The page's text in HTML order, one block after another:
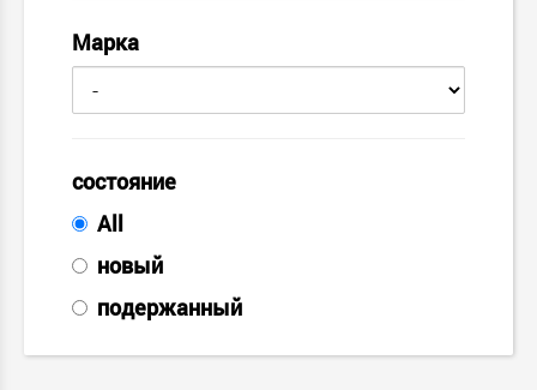
Марка
состояние
All
новый
подержанный